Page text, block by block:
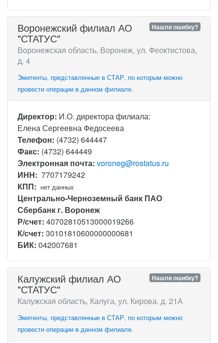
Нашли ошибку?
Воронежский филиал АО
"СТАТУС"
Воронежская область, Воронеж, ул. Феоктистова,
д. 4
Эмитенты, представленные в СТАР, по которым можно
провести операции в данном филиале.
Директор: И.О. директора филиала:
Елена Сергеевна Федосеева
Телефон: (4732) 644447
Факс: (4732) 644449
Электронная почта: voroneg@rostatus.ru
ИНН: 7707179242
КПП: нет данных
Центрально-Черноземный банк ПАО
Сбербанк г. Воронеж
Р/счет: 40702810513000019266
К/счет: 30101810600000000681
БИК: 042007681
Нашли ошибку?
Калужский филиал АО
"СТАТУС"
Калужская область, Калуга, ул. Кирова, д. 21А
Эмитенты, представленные в СТАР, по которым можно
провести операции в данном филиале.